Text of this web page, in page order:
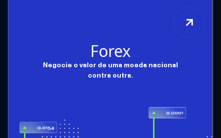
Forex
Negocie o valor de uma moeda nacional
contra outra.